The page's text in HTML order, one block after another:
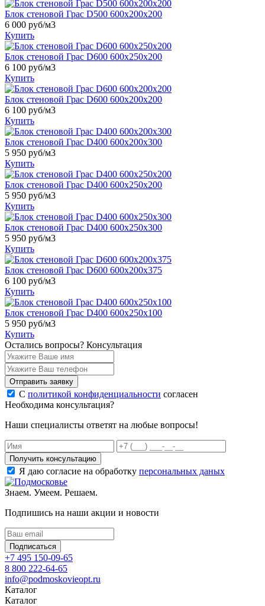
Блок стеновой Грас D500 600x200x200
6 000 руб/м3
Купить
Блок стеновой Грас D600 600x250x200
6 100 руб/м3
Купить
Блок стеновой Грас D600 600x200x200
6 100 руб/м3
Купить
Блок стеновой Грас D400 600x200x300
5 950 руб/м3
Купить
Блок стеновой Грас D400 600x250x200
5 950 руб/м3
Купить
Блок стеновой Грас D400 600x250x300
5 950 руб/м3
Купить
Блок стеновой Грас D600 600x200x375
6 100 руб/м3
Купить
Блок стеновой Грас D400 600x250x100
5 950 руб/м3
Купить
Остались вопросы? Консультация
Отправить заявку
С политикой конфиденциальности согласен
Необходима консультация?
Наши специалисты ответят на любые вопросы!
Получить консультацию
Я даю согласие на обработку персональных даных
Знаем. Умеем. Решаем.
Подпишись на наши акции и новости
Подписаться
+7 495 150-09-65
8 800 222-64-65
info@podmoskovieopt.ru
Каталог
Каталог